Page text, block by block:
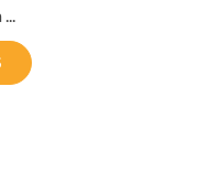
...